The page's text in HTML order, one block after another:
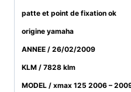
patte et point de fixation ok
origine yamaha
ANNEE / 26/02/2009
KLM / 7828 klm
MODEL / xmax 125 2006 –